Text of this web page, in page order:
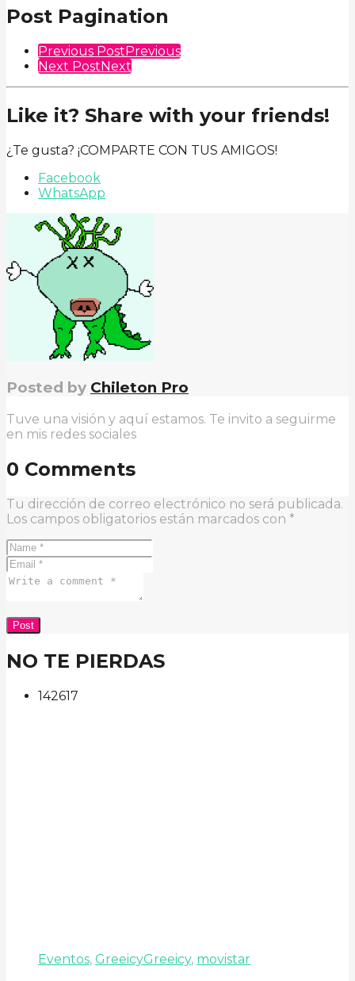
Post Pagination
Previous PostPrevious
Next PostNext
Like it? Share with your friends!
¿Te gusta? ¡COMPARTE CON TUS AMIGOS!
Facebook
WhatsApp
Posted by Chileton Pro
Tuve una visión y aquí estamos. Te invito a seguirme
en mis redes sociales
0 Comments
Tu dirección de correo electrónico no será publicada.
Los campos obligatorios están marcados con *
NO TE PIERDAS
142617
Eventos, GreeicyGreeicy, movistar